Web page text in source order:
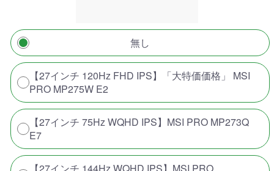
無し
【27インチ 120Hz FHD IPS】「大特価価格」 MSI
PRO MP275W E2
【27インチ 75Hz WQHD IPS】MSI PRO MP273Q
E7
【27インチ 144Hz WQHD IPS】MSI PRO